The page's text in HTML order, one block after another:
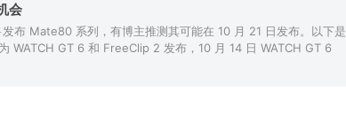
会
布 Mate80 系列，有博主推测其可能在 10 月 21 日发布。以下是
WATCH GT 6 和 FreeClip 2 发布，10 月 14 日 WATCH GT 6